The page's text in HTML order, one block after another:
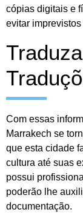
cópias digitais e
evitar
Com essas
Marrakech se
que esta cidade
cultura até suas
possui
poderão lhe
documentação.